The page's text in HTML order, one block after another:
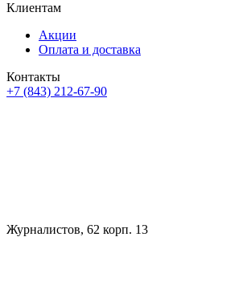
Клиентам
Акции
Оплата и доставка
Контакты
+7 (843) 212-67-90
Журналистов, 62 корп. 13